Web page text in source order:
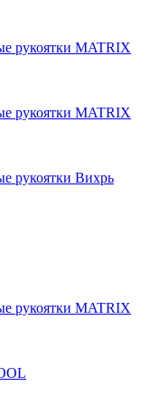
рукоятки MATRIX
рукоятки MATRIX
рукоятки Вихрь
рукоятки MATRIX